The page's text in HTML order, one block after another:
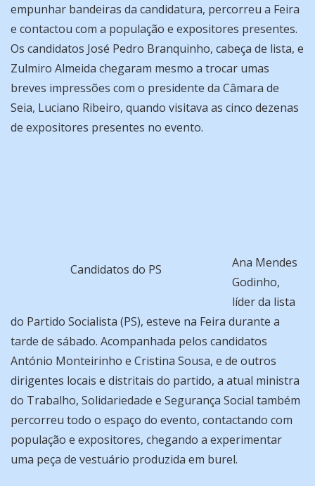
empunhar bandeiras da candidatura, percorreu a Feira
e contactou com a população e expositores presentes.
Os candidatos José Pedro Branquinho, cabeça de lista, e
Zulmiro Almeida chegaram mesmo a trocar umas
breves impressões com o presidente da Câmara de
Seia, Luciano Ribeiro, quando visitava as cinco dezenas
de expositores presentes no evento.
Candidatos do PS
Ana Mendes
Godinho,
líder da lista
do Partido Socialista (PS), esteve na Feira durante a
tarde de sábado. Acompanhada pelos candidatos
António Monteirinho e Cristina Sousa, e de outros
dirigentes locais e distritais do partido, a atual ministra
do Trabalho, Solidariedade e Segurança Social também
percorreu todo o espaço do evento, contactando com
população e expositores, chegando a experimentar
uma peça de vestuário produzida em burel.